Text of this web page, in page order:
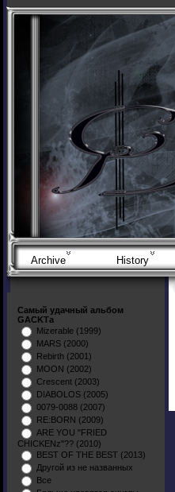
Archive History
Самый удачный альбом
GACKTа
Mizerable (1999)
MARS (2000)
Rebirth (2001)
MOON (2002)
Crescent (2003)
DIABOLOS (2005)
0079-0088 (2007)
RE:BORN (2009)
ARE YOU "FRIED
CHICKENz"?? (2010)
BEST OF THE BEST (2013)
Другой из не названных
Все